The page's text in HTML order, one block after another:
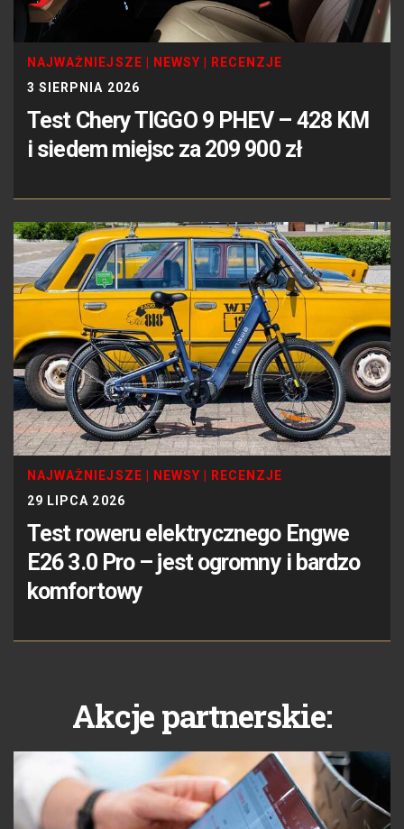
NAJWAŻNIEJSZE NEWSY
RECENZJE
3 SIERPNIA 2026
Test Chery TIGGO 9 PHEV – 428 KM
i siedem miejsc za 209 900 zł
NAJWAŻNIEJSZE NEWSY
RECENZJE
29 LIPCA 2026
Test roweru elektrycznego Engwe
E26 3.0 Pro – jest ogromny i bardzo
komfortowy
Akcje partnerskie: